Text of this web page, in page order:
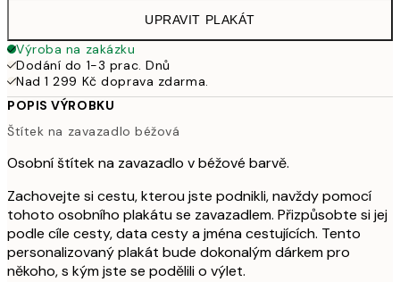
UPRAVIT PLAKÁT
Výroba na zakázku
Dodání do 1-3 prac. Dnů
Nad 1 299 Kč doprava zdarma.
POPIS VÝROBKU
Štítek na zavazadlo béžová
Osobní štítek na zavazadlo v béžové barvě.
Zachovejte si cestu, kterou jste podnikli, navždy pomocí
tohoto osobního plakátu se zavazadlem. Přizpůsobte si jej
podle cíle cesty, data cesty a jména cestujících. Tento
personalizovaný plakát bude dokonalým dárkem pro
někoho, s kým jste se podělili o výlet.